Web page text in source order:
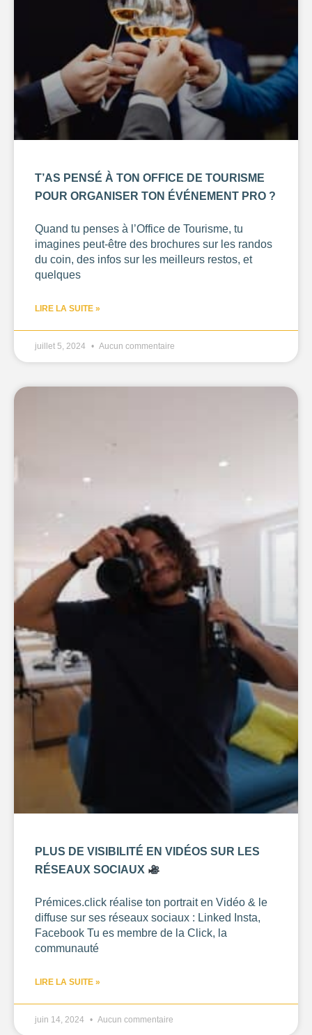
T’AS PENSÉ À TON OFFICE DE TOURISME
POUR ORGANISER TON ÉVÉNEMENT PRO ?
Quand tu penses à l’Office de Tourisme, tu
imagines peut-être des brochures sur les randos
du coin, des infos sur les meilleurs restos, et
quelques
LIRE LA SUITE »
juillet 5, 2024 Aucun commentaire
PLUS DE VISIBILITÉ EN VIDÉOS SUR LES
RÉSEAUX SOCIAUX
Prémices.click réalise ton portrait en Vidéo & le
diffuse sur ses réseaux sociaux : Linked Insta,
Facebook Tu es membre de la Click, la
communauté
LIRE LA SUITE »
juin 14, 2024 Aucun commentaire
filtres.
BUDGET PAR PERSONNE
— 768
NOMBRE DE PERSONNES
0—15001
OUVERTURE
BUDGET DE LA PRESTATION
Les
filtres.
BUDGET PAR
PERSONNE
NOTE
NOMBRE DE
PERSONNES
0—15001
OUVERTURE
Choisir
-1— 8000
POUR
Choisir